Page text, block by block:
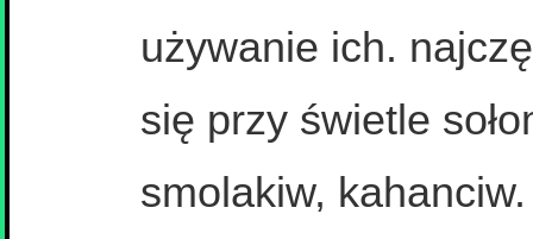
używanie ich.
się przy świetle
smolakiw,